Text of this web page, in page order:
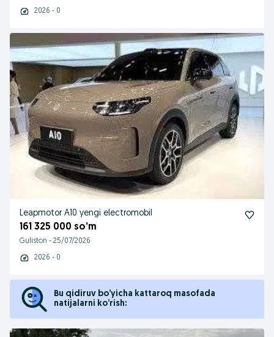
2026 - 0
Leapmotor A10 yengi electromobil
161 325 000 so’m
Guliston - 25/07/2026
2026 - 0
Bu qidiruv bo’yicha kattaroq masofada
natijalarni ko’rish: